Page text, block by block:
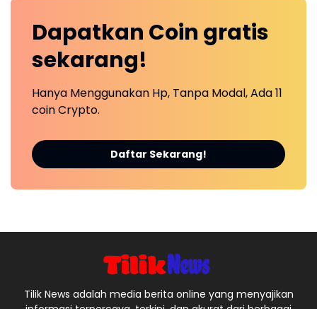
Dapatkan Coin gratis
sekarang!
Hanya Menggunakan Hp, Tanpa Modal, Ada 11
coin Crypto.
Daftar Sekarang!
Tilik News adalah media berita online yang menyajikan